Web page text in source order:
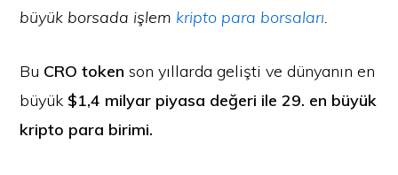
büyük borsada işlem kripto para borsaları.
Bu CRO token son yıllarda gelişti ve dünyanın en
büyük $1,4 milyar piyasa değeri ile 29. en büyük
kripto para birimi.